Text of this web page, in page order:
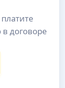
договоре